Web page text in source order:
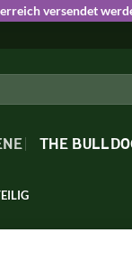
versendet
THE